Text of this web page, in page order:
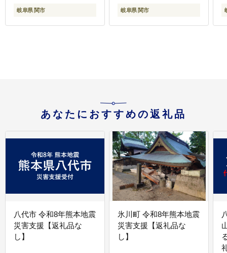
レスカーブキッチン鋏
岐阜県 関市 岐阜県 関市
あなたにおすすめの返礼品
八代市 令和8年熊本地震
災害支援【返礼品な
し】
氷川町 令和8年熊本地震
災害支援【返礼品な
し】